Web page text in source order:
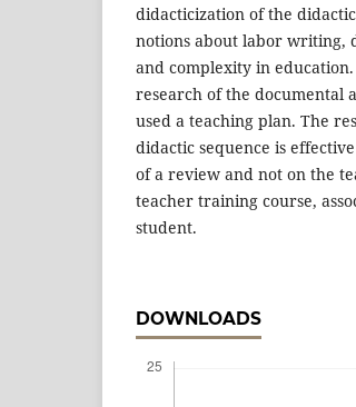
didacticization of the
notions about labor writing,
and complexity in
research of the documental
used a teaching plan. The
didactic sequence is
of a review and not on the
teacher training course,
student.
DOWNLOADS